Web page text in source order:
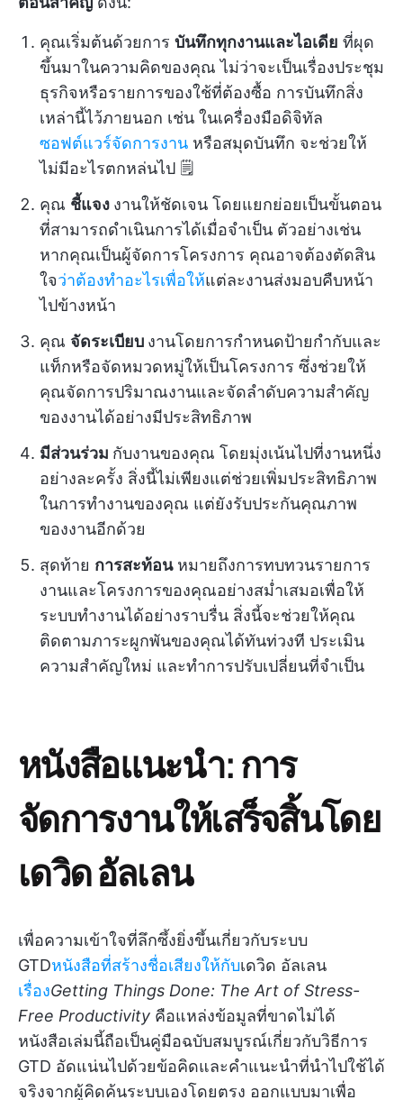
คุณเริ่มต้นด้วยการ บันทึกทุกงานและไอเดีย ที่ผุด
ขึ้นมาในความคิดของคุณ ไม่ว่าจะเป็นเรื่องประชุม
ธุรกิจหรือรายการของใช้ที่ต้องซื้อ การบันทึกสิ่ง
เหล่านี้ไว้ภายนอก เช่น ในเครื่องมือดิจิทัล
ซอฟต์แวร์จัดการงาน หรือสมุดบันทึก จะช่วยให้
ไม่มีอะไรตกหล่นไป 🗒️
คุณ ชี้แจง งานให้ชัดเจน โดยแยกย่อยเป็นขั้นตอน
ที่สามารถดำเนินการได้เมื่อจำเป็น ตัวอย่างเช่น
หากคุณเป็นผู้จัดการโครงการ คุณอาจต้องตัดสิน
ใจว่าต้องทำอะไรเพื่อให้แต่ละงานส่งมอบคืบหน้า
ไปข้างหน้า
คุณ จัดระเบียบ งานโดยการกำหนดป้ายกำกับและ
แท็กหรือจัดหมวดหมู่ให้เป็นโครงการ ซึ่งช่วยให้
คุณจัดการปริมาณงานและจัดลำดับความสำคัญ
ของงานได้อย่างมีประสิทธิภาพ
มีส่วนร่วม กับงานของคุณ โดยมุ่งเน้นไปที่งานหนึ่ง
อย่างละครั้ง สิ่งนี้ไม่เพียงแต่ช่วยเพิ่มประสิทธิภาพ
ในการทำงานของคุณ แต่ยังรับประกันคุณภาพ
ของงานอีกด้วย
สุดท้าย การสะท้อนหมายถึงการทบทวนรายการ
งานและโครงการของคุณอย่างสม่ำเสมอเพื่อให้
ระบบทำงานได้อย่างราบรื่น สิ่งนี้จะช่วยให้คุณ
ติดตามภาระผูกพันของคุณได้ทันท่วงที ประเมิน
ความสำคัญใหม่ และทำการปรับเปลี่ยนที่จำเป็น
หนังสือแนะนำ: การ
จัดการงานให้เสร็จสิ้นโดย
เดวิด อัลเลน
เพื่อความเข้าใจที่ลึกซึ้งยิ่งขึ้นเกี่ยวกับระบบ
GTDหนังสือที่สร้างชื่อเสียงให้กับเดวิด อัลเลน
เรื่องGetting Things Done: The Art of Stress-
Free Productivity คือแหล่งข้อมูลที่ขาดไม่ได้
หนังสือเล่มนี้ถือเป็นคู่มือฉบับสมบูรณ์เกี่ยวกับวิธีการ
GTD อัดแน่นไปด้วยข้อคิดและคำแนะนำที่นำไปใช้ได้
จริงจากผู้คิดค้นระบบเองโดยตรง ออกแบบมาเพื่อ